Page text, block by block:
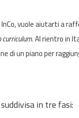
vuole aiutarti a
Al rientro in
di un piano per
in tre fasi: